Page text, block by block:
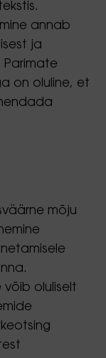
annab
ja
Parimate
on oluline, et
mõju
võib oluliselt